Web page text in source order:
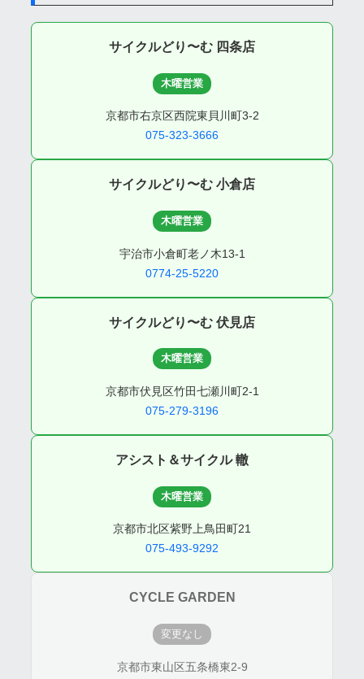
サイクルどり〜む 四条店
木曜営業
京都市右京区西院東貝川町3-2
075-323-3666
サイクルどり〜む 小倉店
木曜営業
宇治市小倉町老ノ木13-1
0774-25-5220
サイクルどり〜む 伏見店
木曜営業
京都市伏見区竹田七瀬川町2-1
075-279-3196
アシスト＆サイクル 轍
木曜営業
京都市北区紫野上鳥田町21
075-493-9292
CYCLE GARDEN
変更なし
京都市東山区五条橋東2-9